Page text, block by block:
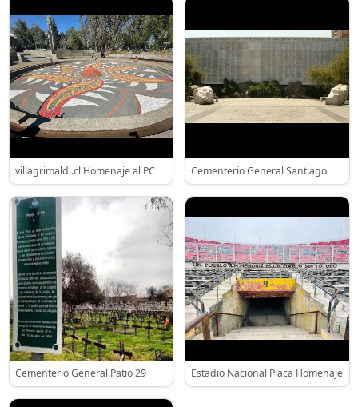
villagrimaldi.cl Homenaje al PC Cementerio General Santiago
Cementerio General Patio 29 Estadio Nacional Placa Homenaje